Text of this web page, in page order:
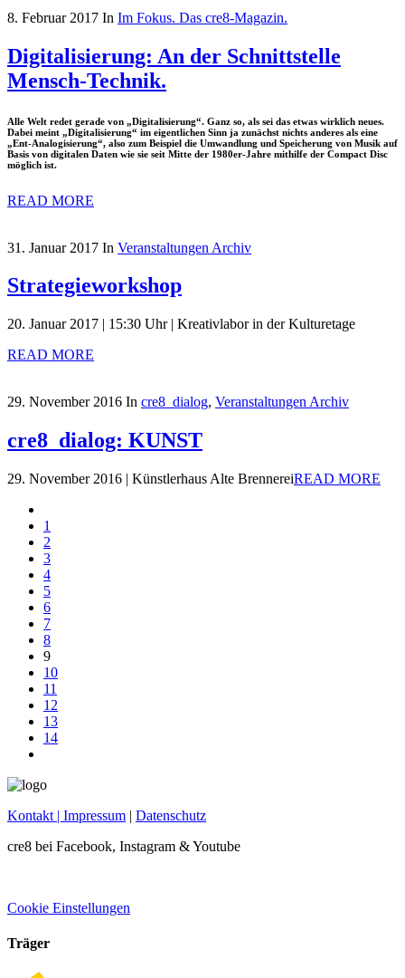
8. Februar 2017 In Im Fokus. Das cre8-Magazin.
Digitalisierung: An der Schnittstelle
Mensch-Technik.
Alle Welt redet gerade von „Digitalisierung“. Ganz so, als sei das etwas wirklich neues.
Dabei meint „Digitalisierung“ im eigentlichen Sinn ja zunächst nichts anderes als eine
„Ent-Analogisierung“, also zum Beispiel die Umwandlung und Speicherung von Musik auf
Basis von digitalen Daten wie sie seit Mitte der 1980er-Jahre mithilfe der Compact Disc
möglich ist.
READ MORE
31. Januar 2017 In Veranstaltungen Archiv
Strategieworkshop
20. Januar 2017 | 15:30 Uhr | Kreativlabor in der Kulturetage
READ MORE
29. November 2016 In cre8_dialog, Veranstaltungen Archiv
cre8_dialog: KUNST
29. November 2016 | Künstlerhaus Alte BrennereiREAD MORE
1
2
3
4
5
6
7
8
9
10
11
12
13
14
Kontakt | Impressum | Datenschutz
cre8 bei Facebook, Instagram & Youtube
Cookie Einstellungen
Träger